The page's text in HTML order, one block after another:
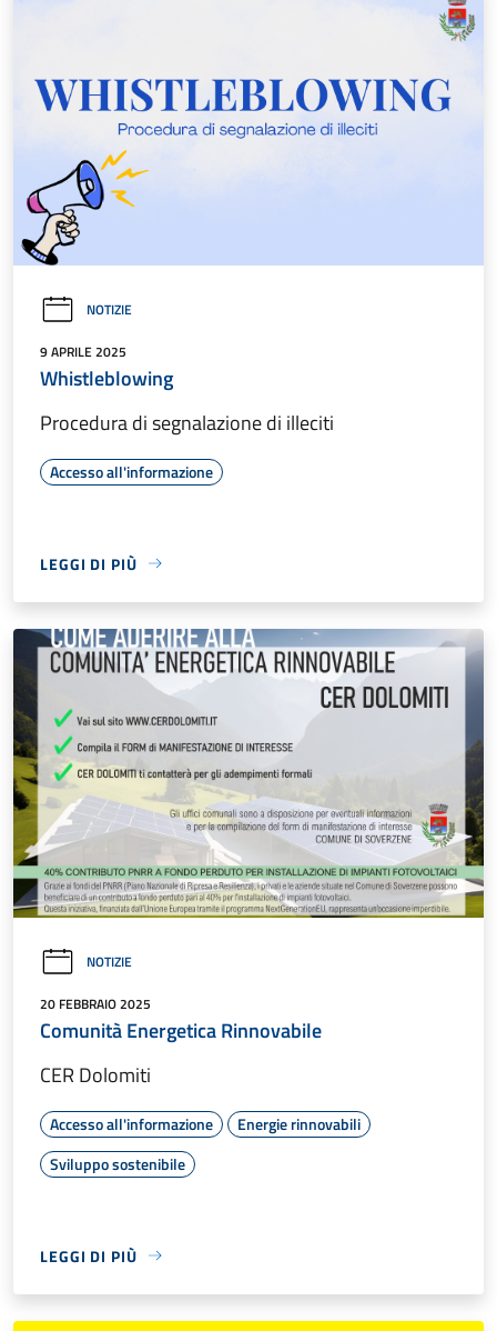
NOTIZIE
9 APRILE 2025
Whistleblowing
Procedura di segnalazione di illeciti
Accesso all'informazione
LEGGI DI PIÙ
NOTIZIE
20 FEBBRAIO 2025
Comunità Energetica Rinnovabile
CER Dolomiti
Accesso all'informazione
Energie rinnovabili
Sviluppo sostenibile
LEGGI DI PIÙ